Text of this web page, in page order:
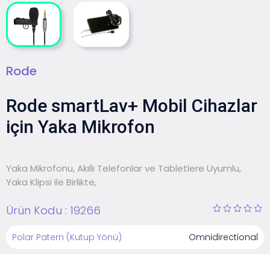
Rode
Rode smartLav+ Mobil Cihazlar
için Yaka Mikrofon
Yaka Mikrofonu, Akıllı Telefonlar ve Tabletlere Uyumlu,
Yaka Klipsi ile Birlikte,
Ürün Kodu : 19266
Polar Patern (Kutup Yönü)
Omnidirectional